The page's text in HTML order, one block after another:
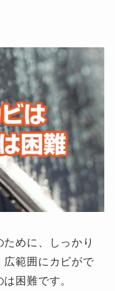
めに、しっかり
広範囲にカビがで
困難です。